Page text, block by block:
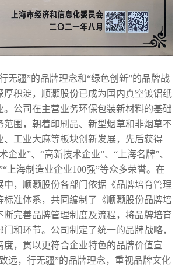
无疆”的品牌理念和“绿色创新”的品牌战
厚积淀，顺灏股份已成为国内真空镀铝纸
。公司在主营业务环保包装新材料的基础
范围，朝着印刷品、新型烟草和非烟草不
、工业大麻等板块创新发展，先后获得
企业”、“高新技术企业”、“上海名牌”、
上海制造业企业100强”等众多荣誉。在
中，顺灏股份各部门依据《品牌培育管理
标准体系，共同编制了《顺灏股份品牌培
断完善品牌管理制度及流程，将品牌培育
和环节。公司制定了统一的品牌战略，
度，贯以更符合企业特色的品牌价值宣
远，行无疆”的品牌理念，重视品牌文化